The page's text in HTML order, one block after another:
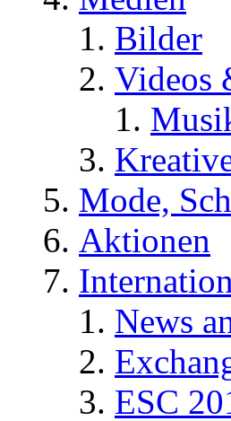
Bilder
Videos
Mode,
Aktionen
News
ESC